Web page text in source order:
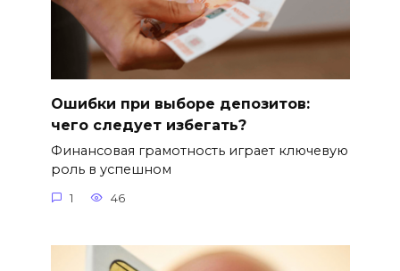
Ошибки при выборе депозитов:
чего следует избегать?
Финансовая грамотность играет ключевую
роль в успешном
1 46